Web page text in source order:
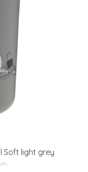
l Soft light grey